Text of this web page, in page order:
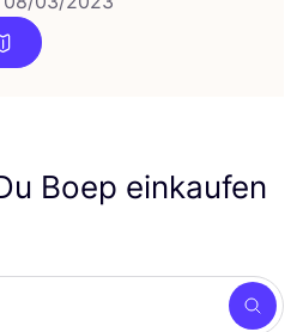
Boep einkaufen